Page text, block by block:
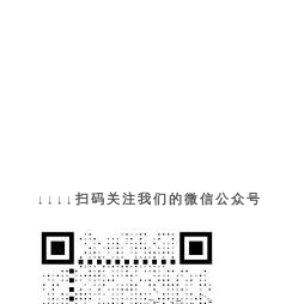
↓↓↓↓扫码关注我们的微信公众号